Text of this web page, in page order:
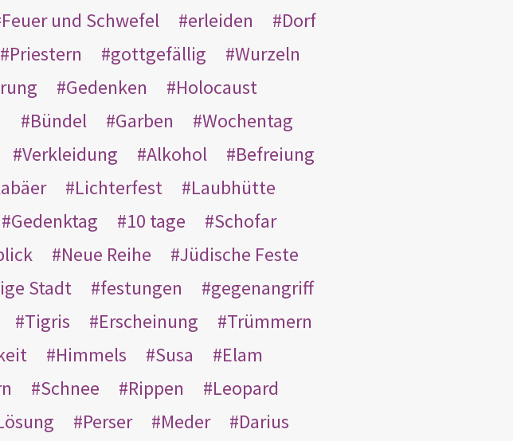
Feuer und Schwefel erleiden
Dorf
Priestern gottgefällig
Wurzeln
Gedenken
Holocaust
Bündel Garben
Wochentag
Verkleidung Alkohol
Befreiung
Lichterfest
Laubhütte
Gedenktag 10 tage
Schofar
Neue Reihe
Jüdische Feste
Stadt festungen
gegenangriff
Tigris Erscheinung
Trümmern
Himmels Susa
Elam
Schnee Rippen
Leopard
Perser Meder
Darius